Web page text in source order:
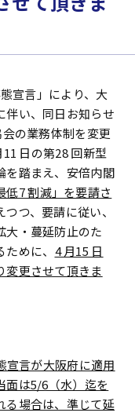
宣言」により、大
伴い、同日お知らせ
の業務体制を変更
日の第28 回新型
を踏まえ、安倍内閣
7 割減」を要請さ
つ、要請に従い、
大・蔓延防止のた
めに、 4 月15 日
変更させて頂きま
宣言が大阪府に適用
面は5/6（水）迄を
る場合は、準じて延